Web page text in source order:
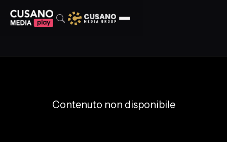
Contenuto non disponibile